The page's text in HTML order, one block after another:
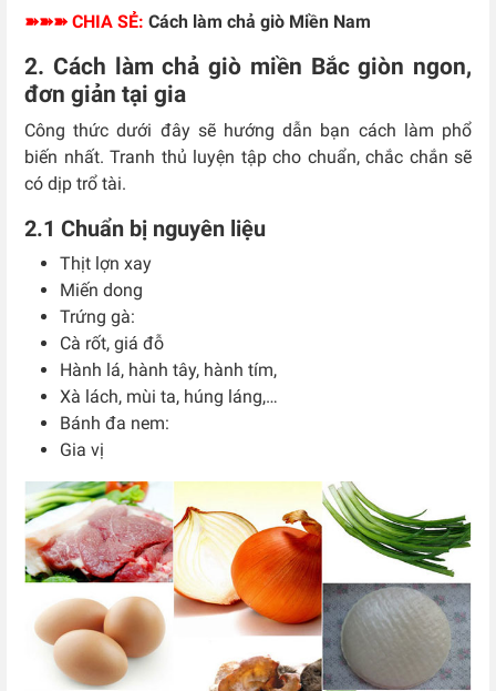
➽➽➽ CHIA SẺ: Cách làm chả giò Miền Nam
2. Cách làm chả giò miền Bắc giòn ngon,
đơn giản tại gia
Công thức dưới đây sẽ hướng dẫn bạn cách làm phổ
biến nhất. Tranh thủ luyện tập cho chuẩn, chắc chắn sẽ
có dịp trổ tài.
2.1 Chuẩn bị nguyên liệu
Thịt lợn xay
Miến dong
Trứng gà:
Cà rốt, giá đỗ
Hành lá, hành tây, hành tím,
Xà lách, mùi ta, húng láng,…
Bánh đa nem:
Gia vị